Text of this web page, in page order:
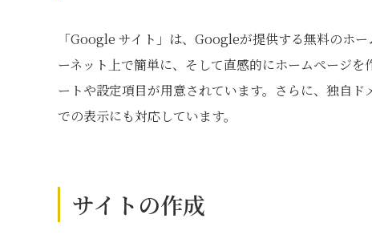
「Google サイト」は、Googleが提供する無料のホ
ーネット上で簡単に、そして直感的にホームページ
ートや設定項目が用意されています。さらに、独自
での表示にも対応しています。
サイトの作成